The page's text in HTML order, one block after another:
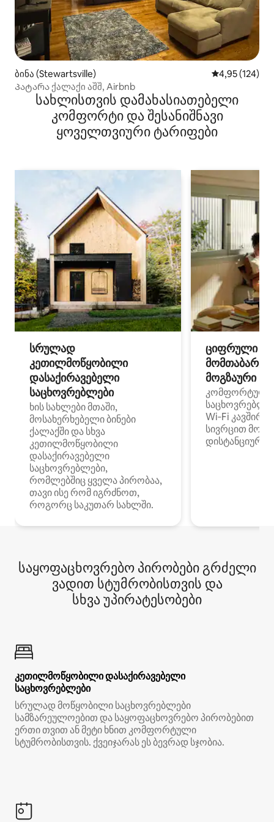
ბინა (Stewartsville) საშუალო
4,95 (124)
Პატარა ქალაქი აშშ, Airbnb
სახლისთვის დამახასიათებელი
კომფორტი და შესანიშნავი
ყოველთვიური ტარიფები
სრულად
კეთილმოწყობილი
დასაქირავებელი
საცხოვრებლები
ხის სახლები მთაში,
მოსახერხებელი ბინები
ქალაქში და სხვა
კეთილმოწყობილი
დასაქირავებელი
საცხოვრებლები,
რომლებშიც ყველა პირობაა,
თავი ისე რომ იგრძნოთ,
როგორც საკუთარ სახლში.
ციფრული
მოგზაური
კომფორტული
Wi‑Fi
სივრცით
დისტანციური
საყოფაცხოვრებო პირობები გრძელი
ვადით სტუმრობისთვის და
სხვა უპირატესობები
კეთილმოწყობილი დასაქირავებელი
საცხოვრებლები
სრულად მოწყობილი საცხოვრებლები
სამზარეულოებით და საყოფაცხოვრებო პირობებით
ერთი თვით ან მეტი ხნით კომფორტული
სტუმრობისთვის. ქვეიჯარას ეს ბევრად სჯობია.